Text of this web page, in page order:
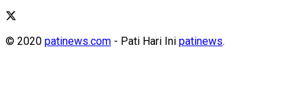
© 2020 patinews.com - Pati Hari Ini patinews.